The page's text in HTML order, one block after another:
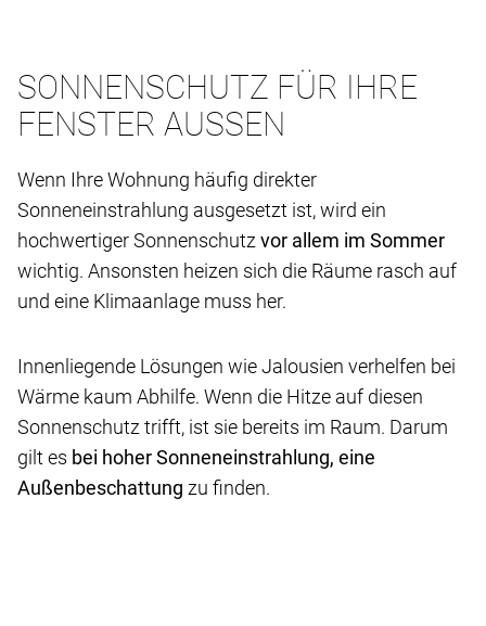
SONNENSCHUTZ FÜR IHRE
FENSTER AUSSEN
Wenn Ihre Wohnung häufig direkter
Sonneneinstrahlung ausgesetzt ist, wird ein
hochwertiger Sonnenschutz vor allem im Sommer
wichtig. Ansonsten heizen sich die Räume rasch auf
und eine Klimaanlage muss her.
Innenliegende Lösungen wie Jalousien verhelfen bei
Wärme kaum Abhilfe. Wenn die Hitze auf diesen
Sonnenschutz trifft, ist sie bereits im Raum. Darum
gilt es bei hoher Sonneneinstrahlung, eine
Außenbeschattung zu finden.